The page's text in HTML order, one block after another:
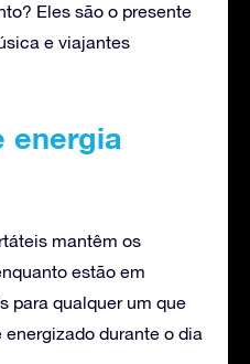
Eles são o presente
e viajantes
energia
mantêm os
estão em
para qualquer um que
durante o dia